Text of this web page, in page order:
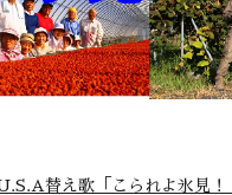
替え歌「こられよ氷見！